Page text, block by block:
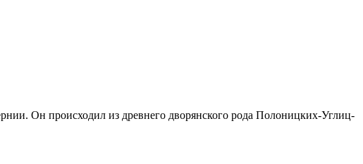
Он про­ис­хо­дил из древ­не­го дво­рян­ско­го ро­да По­ло­ниц­ких-Уг­лиц­